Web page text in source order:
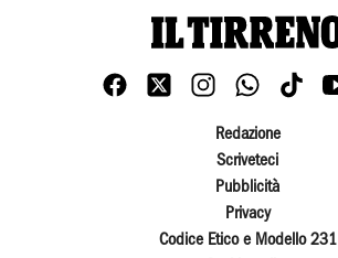
Redazione
Scriveteci
Pubblicità
Privacy
Codice Etico e Modello 231